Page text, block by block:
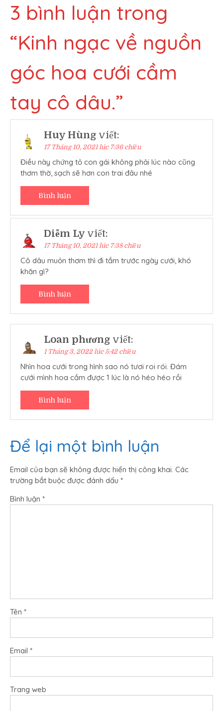
viết
3 bình luận trong
“Kinh ngạc về nguồn
góc hoa cưới cầm
tay cô dâu.”
Huy Hùng viết:
17 Tháng 10, 2021 lúc 7:36 chiều
Điều này chứng tỏ con gái không phải lúc nào cũng
thơm thờ, sạch sẽ hơn con trai đâu nhé
Bình luận
Diễm Ly viết:
17 Tháng 10, 2021 lúc 7:38 chiều
Cô dâu muỏn thơm thì đi tắm trước ngày cưới, khó
khăn gì?
Bình luận
Loan phương viết:
1 Tháng 3, 2022 lúc 5:42 chiều
Nhìn hoa cưới trong hình sao nó tươi roi rói. Đám
cưới mình hoa cầm được 1 lúc là nó héo héo rồi
Bình luận
Để lại một bình luận
Email của bạn sẽ không được hiển thị công khai. Các
trường bắt buộc được đánh dấu *
Bình luận *
Tên *
Email *
Trang web